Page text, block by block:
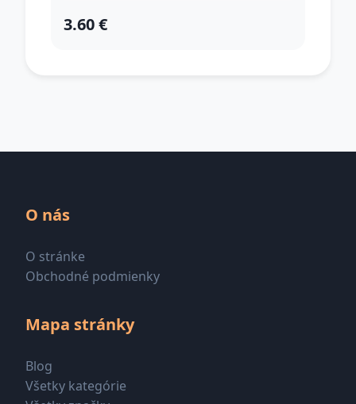
3.60 €
O nás
O stránke
Obchodné podmienky
Mapa stránky
Blog
Všetky kategórie